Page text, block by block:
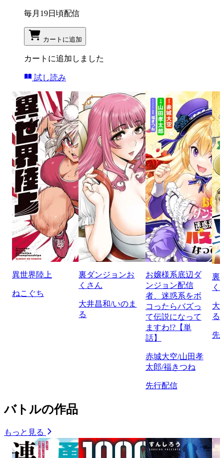
毎月19日頃配信
カートに追加
カートに追加しました
試し読み
異世界陸上
ねこぐち
裏ダンジョンお
くさん
大井昌和/いのま
る
お嬢様系底辺ダ
ンジョン配信
者、迷惑系をボ
コったらバズっ
て伝説になって
ますわ!?【単
話】
赤城大空/山田孝
太郎/福きつね
先行配信
裏
く
大
る
先
バトルの作品
もっと見る